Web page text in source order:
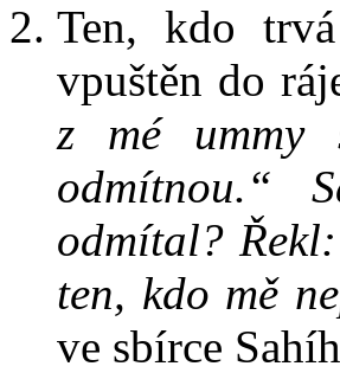
Ten, kdo
vpuštěn do
z mé ummy
odmítnou.“
odmítal?
ten, kdo mě
ve sbírce